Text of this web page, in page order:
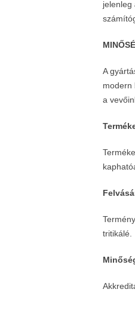
jelenleg
A
modern
a
tritikálé.